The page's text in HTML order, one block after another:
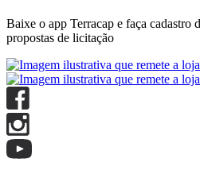
Baixe o app Terracap e faça cadastro
propostas de licitação